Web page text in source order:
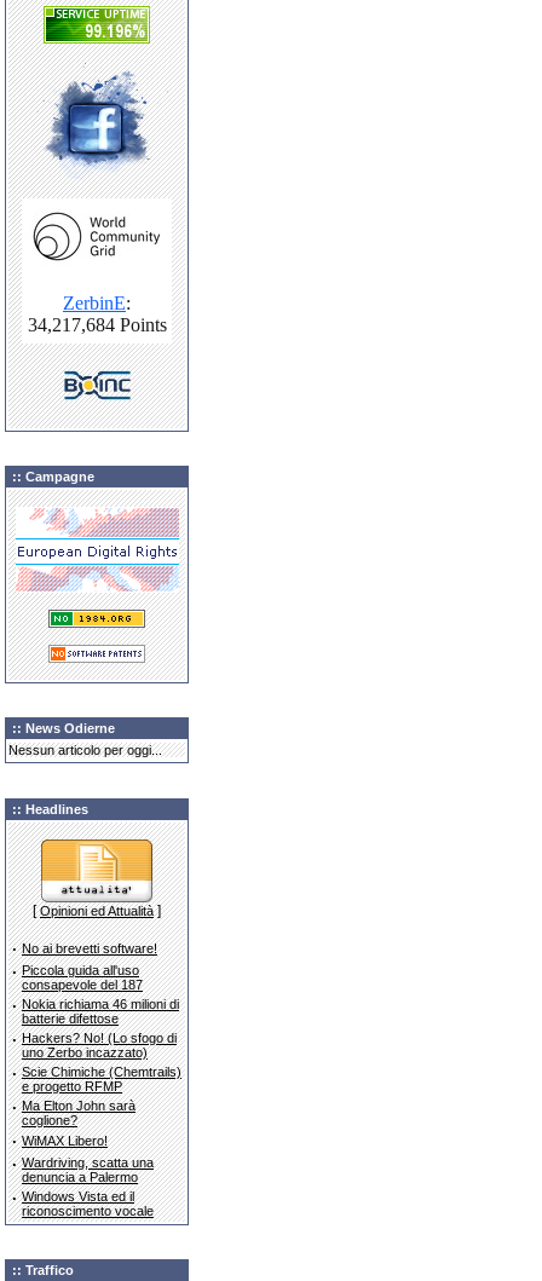
:: Campagne
:: News Odierne
Nessun articolo per oggi...
:: Headlines
[Opinioni ed Attualità]
· No ai brevetti software!
· Piccola guida all'uso
consapevole del 187
· Nokia richiama 46 milioni di
batterie difettose
· Hackers? No! (Lo sfogo di
uno Zerbo incazzato)
· Scie Chimiche (Chemtrails)
e progetto RFMP
· Ma Elton John sarà
coglione?
· WiMAX Libero!
· Wardriving, scatta una
denuncia a Palermo
· Windows Vista ed il
riconoscimento vocale
:: Traffico